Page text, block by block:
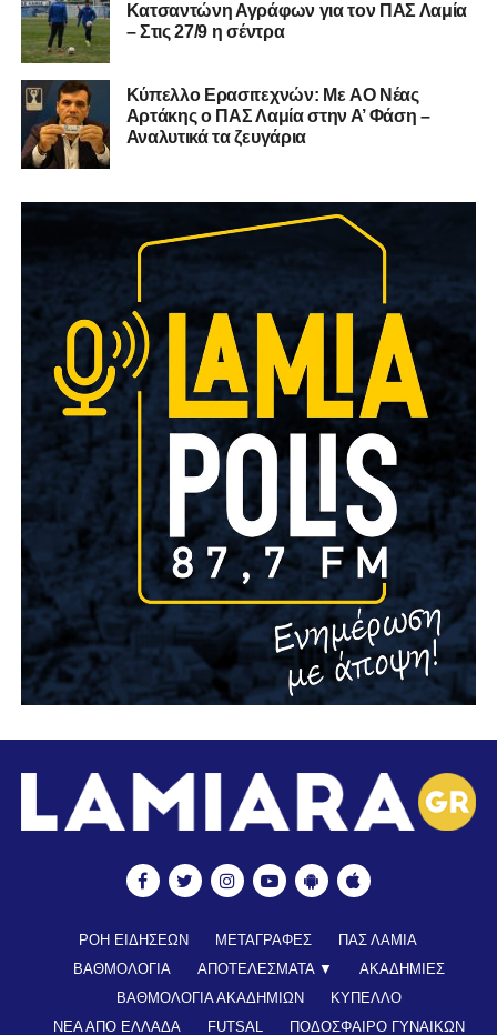
Κατσαντώνη Αγράφων για τον ΠΑΣ Λαμία
– Στις 27/9 η σέντρα
Kύπελλο Ερασιτεχνών: Με AO Nέας
Αρτάκης ο ΠΑΣ Λαμία στην Α’ Φάση –
Αναλυτικά τα ζευγάρια
ΡΟΗ ΕΙΔΗΣΕΩΝ ΜΕΤΑΓΡΑΦΕΣ
ΠΑΣ ΛΑΜΙΑ
ΒΑΘΜΟΛΟΓΙΑ
ΑΠΟΤΕΛΕΣΜΑΤΑ ▼
ΑΚΑΔΗΜΙΕΣ
ΒΑΘΜΟΛΟΓΙΑ ΑΚΑΔΗΜΙΩΝ
ΚΥΠΕΛΛΟ
ΝΕΑ ΑΠΟ ΕΛΛΑΔΑ
FUTSAL ΠΟΔΟΣΦΑΙΡΟ ΓΥΝΑΙΚΩΝ